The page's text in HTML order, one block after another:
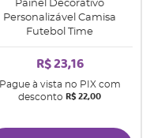
Painel Decorativo
Personalizável Camisa
Futebol Time
R$ 23,16
Pague à vista no PIX com
desconto R$ 22,00